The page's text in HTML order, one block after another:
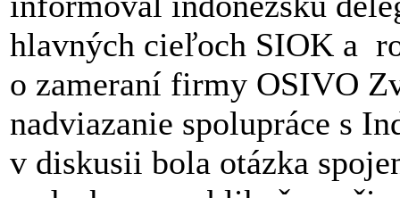
hlavných cieľoch SIOK a
o zameraní firmy OSIVO
nadviazanie spolupráce s
v diskusii bola otázka